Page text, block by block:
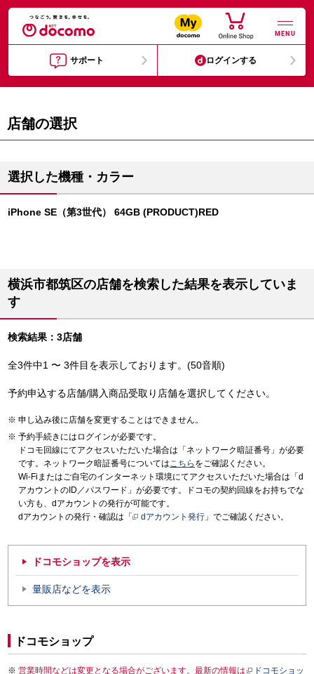
MENU
サポート ログインする
店舗の選択
選択した機種・カラー
iPhone SE（第3世代） 64GB (PRODUCT)RED
横浜市都筑区の店舗を検索した結果を表示していま
す
検索結果：3店舗
全3件中1 〜 3件目を表示しております。(50音順)
予約申込する店舗/購入商品受取り店舗を選択してください。
申し込み後に店舗を変更することはできません。
予約手続きにはログインが必要です。
ドコモ回線にてアクセスいただいた場合は「ネットワーク暗証番号」が必要
です。ネットワーク暗証番号についてはこちら をご確認ください。
Wi-Fiまたはご自宅のインターネット環境にてアクセスいただいた場合は「d
アカウントのID／パスワード」が必要です。ドコモの契約回線をお持ちでな
い方も、dアカウントの発行が可能です。
dアカウントの発行・確認は「
dアカウント発行 」でご確認ください。
ドコモショップを表示
量販店などを表示
ドコモショップ
営業時間などは変更となる場合がございます。最新の情報は
ドコモショッ